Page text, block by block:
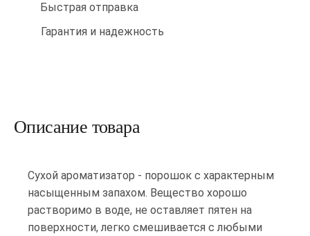
Быстрая отправка
Гарантия и надежность
Описание товара
Сухой ароматизатор - порошок с характерным
насыщенным запахом. Вещество хорошо
растворимо в воде, не оставляет пятен на
поверхности, легко смешивается с любыми